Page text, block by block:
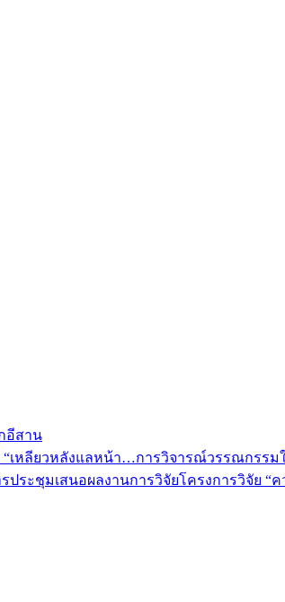
อีสาน
เหลียวหลังแลหน้า…การวิจารณ์วรรณกรรมใ
รประชุมเสนอผลงานการวิจัยโครงการวิจัย